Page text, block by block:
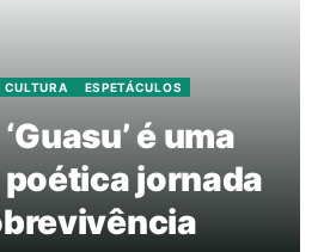
CULTURA ESPETÁCULOS
é uma
jornada